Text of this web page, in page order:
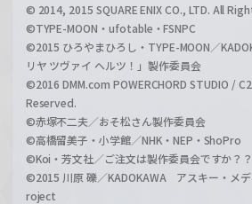
© 2014, 2015 SQUARE ENIX CO., LTD. All
©TYPE-MOON・ufotable・FSNPC
©2015 ひろやまひろし・TYPE-MOON／
リヤ ツヴァイ ヘルツ！」製作委員会
©2016 DMM.com POWERCHORD STUDIO /
Reserved.
©赤塚不二夫／おそ松さん製作委員会
©高橋留美子・小学館／NHK・NEP・ShoPro
©Koi・芳文社／ご注文は製作委員会ですか？？
©2015 川原 礫／KADOKAWA アスキー・メデ
roject